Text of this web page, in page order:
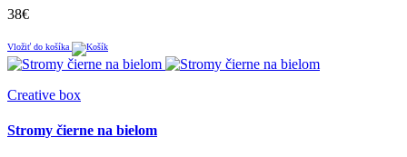
38€
Vložiť do košíka
Creative box
Stromy čierne na bielom